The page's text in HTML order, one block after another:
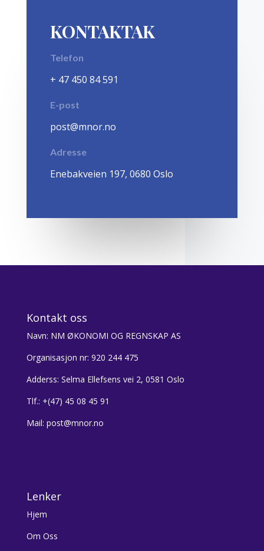
KONTAKTAK
Telefon
+ 47 450 84 591
E-post
post@mnor.no
Adresse
Enebakveien 197, 0680 Oslo
Kontakt oss
Navn: NM ØKONOMI OG REGNSKAP AS
Organisasjon nr: 920 244 475
Adderss: Selma Ellefsens vei 2, 0581 Oslo
Tlf.: +(47) 45 08 45 91
Mail: post@mnor.no
Lenker
Hjem
Om Oss